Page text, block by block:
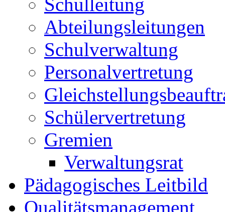
Schulleitung
Abteilungsleitungen
Schulverwaltung
Personalvertretung
Schülervertretung
Gremien
Verwaltungsrat
Pädagogisches Leitbild
Qualitätsmanagement